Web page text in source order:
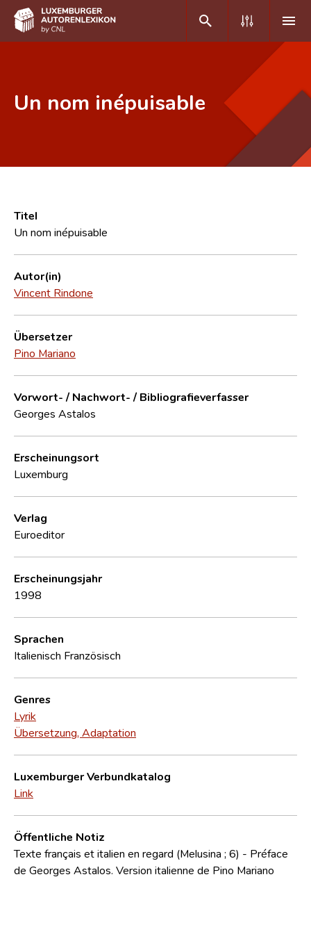
Häufige Fragen und Antworten
CNL
Forschungsgruppe
Kontakt
Un nom inépuisable
Titel
Un nom inépuisable
Autor(in)
Vincent Rindone
Übersetzer
Pino Mariano
Vorwort- / Nachwort- / Bibliografieverfasser
Georges Astalos
Erscheinungsort
Luxemburg
Verlag
Euroeditor
Erscheinungsjahr
1998
Sprachen
Italienisch Französisch
Genres
Lyrik
Übersetzung, Adaptation
Luxemburger Verbundkatalog
Link
Öffentliche Notiz
Texte français et italien en regard (Melusina ; 6) - Préface
de Georges Astalos. Version italienne de Pino Mariano